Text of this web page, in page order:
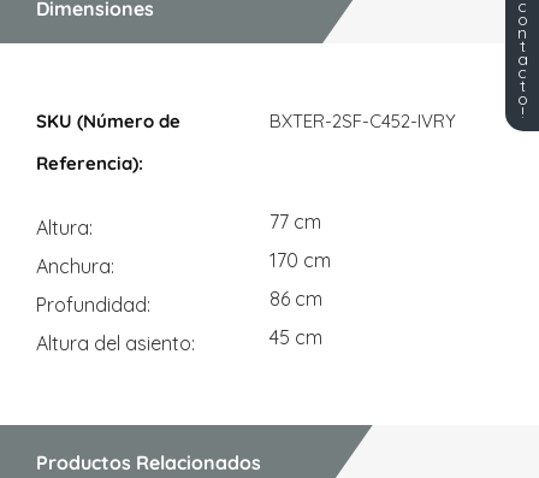
Dimensiones
BXTER-2SF-C452-IVRY
Altura
77 cm
Anchura
170 cm
Profundidad
86 cm
Altura del asiento
45 cm
Productos Relacionados
c
o
n
t
a
c
t
o
!